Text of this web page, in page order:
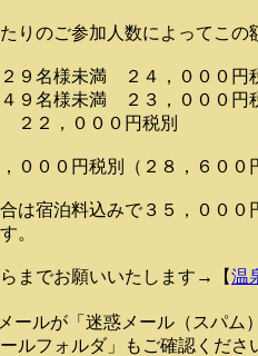
りのご参加人数によってこの
２９名様未満 ２４，０００円
４９名様未満 ２３，０００円
２２，０００円税別
０００円税別（２８，６０
は宿泊料込みで３５，００
。
までお願いいたします→【温
ールが「迷惑メール（スパム
ルフォルダ」もご確認くださ